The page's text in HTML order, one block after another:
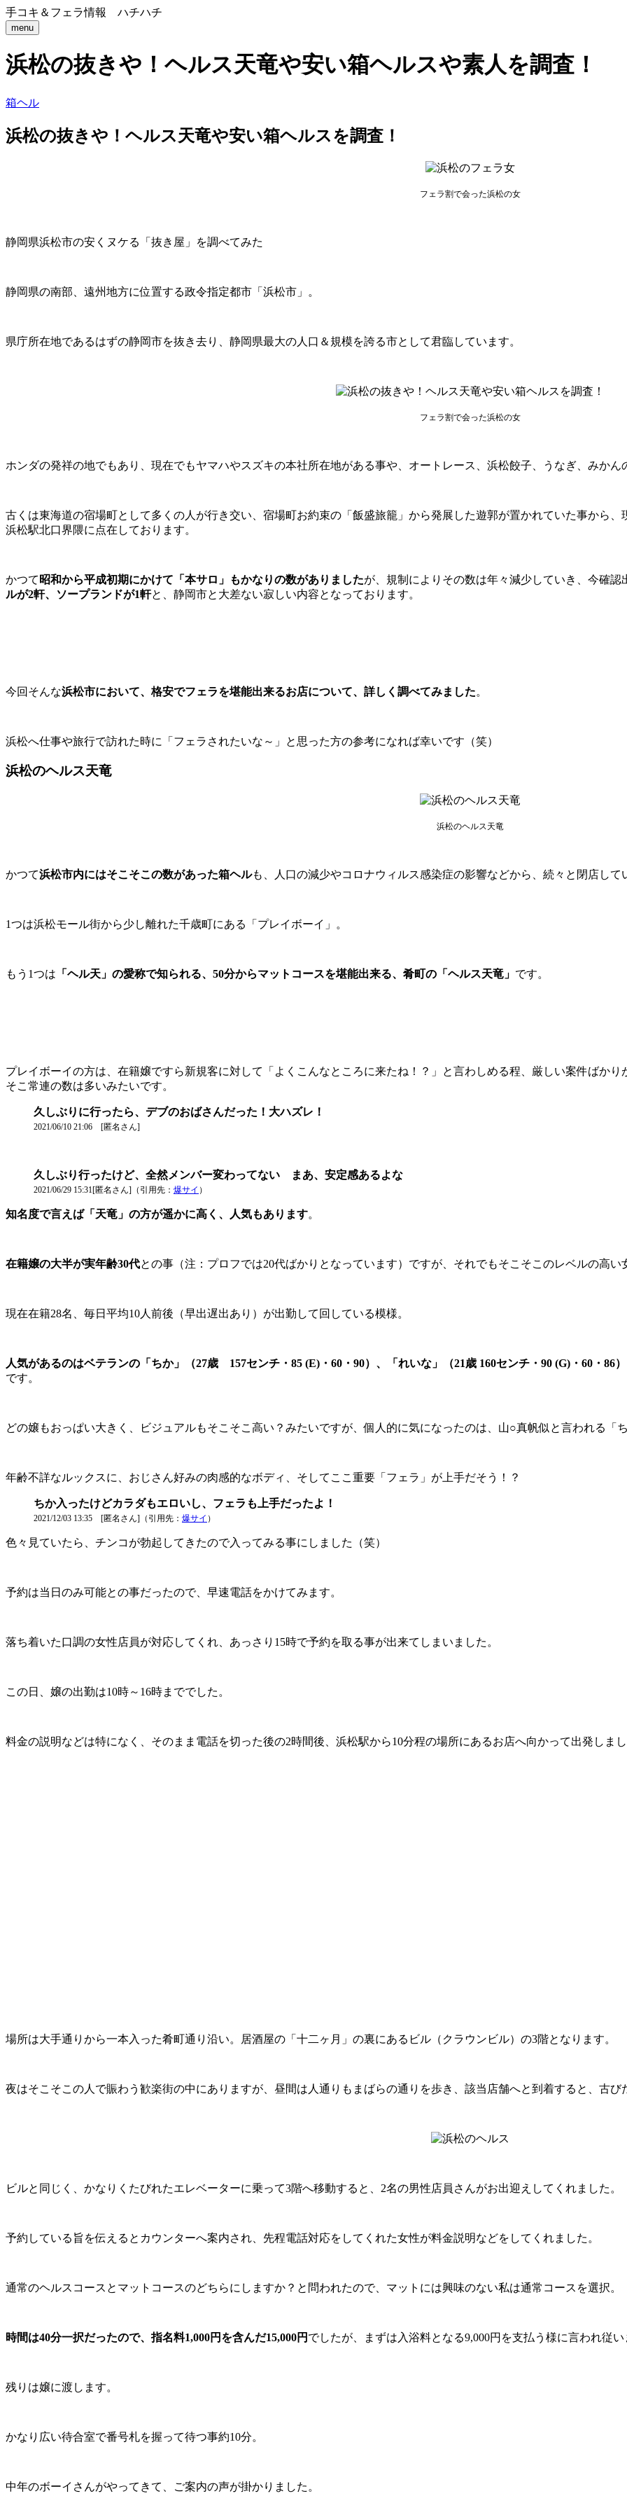
手コキ＆フェラ情報 ハチハチ
menu
浜松の抜きや！ヘルス天竜や安い箱ヘルスや素人を調査！
箱ヘル
浜松の抜きや！ヘルス天竜や安い箱ヘルスを調査！
フェラ割で会った浜松の女
静岡県浜松市の安くヌケる「抜き屋」を調べてみた
静岡県の南部、遠州地方に位置する政令指定都市「浜松市」。
県庁所在地であるはずの静岡市を抜き去り、静岡県最大の人口＆規模を誇る市として君臨しています。
フェラ割で会った浜松の女
ホンダの発祥の地でもあり、現在でもヤマハやスズキの本社所在地がある事や、オートレース、浜松餃子、うなぎ、みか
古くは東海道の宿場町として多くの人が行き交い、宿場町お約束の「飯盛旅籠」から発展した遊郭が置かれていた事から、
浜松駅北口界隈に点在 しております。
かつて 昭和から平成初期にかけて「本サロ」もかなりの数がありましたが、 規制によりその数は年々減少していき、今確認
ルが2軒、ソープランドが1軒と、静岡市と大差ない寂しい内容となっております。
今回そんな浜松市において、格安でフェラを堪能出来るお店について、詳しく調べてみました。
浜松へ仕事や旅行で訪れた時に「フェラされたいな～」と思った方の参考になれば幸いです（笑）
浜松のヘルス天竜
浜松のヘルス天竜
かつて浜松市内にはそこそこの数があった箱ヘルも、人口の減少やコロナウィルス感染症の影響などから、続々と閉店して
1つは浜松モール街から少し離れた千歳町にある「プレイボーイ」。
もう1つは 「ヘル天」の愛称で知られる、50分からマットコースを堪能出来る、肴町の「ヘルス天竜」 です。
プレイボーイの方は、在籍嬢ですら新規客に対して「よくこんなところに来たね！？」と言わしめる程、厳しい案件ばか
そこ常連の数は多いみたいです。
久しぶりに行ったら、デブのおばさんだった！大ハズレ！
2021/06/10 21:06 [匿名さん]
久しぶり行ったけど、全然メンバー変わってない まあ、安定感あるよな
2021/06/29 15:31[匿名さん]（引用先： 爆サイ ）
知名度で言えば「天竜」の方が遥かに高く、人気もあります。
在籍嬢の大半が実年齢30代との事（注：プロフでは20代ばかりとなっています）ですが、それでもそこそこのレベルの高
現在在籍28名、毎日平均10人前後（早出遅出あり）が出勤して回している模様。
人気があるのはベテランの「ちか」（27歳 157センチ・85 (E)・60・90）、「れいな」（21歳 160センチ・90 (G)・60・86
です。
どの嬢もおっぱい大きく、ビジュアルもそこそこ高い？みたいですが、個人的に気になったのは、山○真帆似と言われる「
年齢不詳なルックスに、おじさん好みの肉感的なボディ、そしてここ重要「フェラ」が上手だそう！？
ちか入ったけどカラダもエロいし、フェラも上手だったよ！
2021/12/03 13:35 [匿名さん]（引用先： 爆サイ ）
色々見ていたら、チンコが勃起してきたので入ってみる事にしました（笑）
予約は当日のみ可能との事だったので、早速電話をかけてみます。
落ち着いた口調の女性店員が対応してくれ、あっさり15時で予約を取る事が出来てしまいました。
この日、嬢の出勤は10時～16時まででした。
料金の説明などは特になく、そのまま電話を切った後の2時間後、浜松駅から10分程の場所にあるお店へ向かって出発しま
場所は大手通りから一本入った肴町通り沿い。居酒屋の「十二ヶ月」の裏にあるビル（クラウンビル）の3階となります。
夜はそこそこの人で賑わう歓楽街の中にありますが、昼間は人通りもまばらの通りを歩き、該当店舗へと到着すると、古び
ビルと同じく、かなりくたびれたエレベーターに乗って3階へ移動すると、2名の男性店員さんがお出迎えしてくれました。
予約している旨を伝えるとカウンターへ案内され、先程電話対応をしてくれた女性が料金説明などをしてくれました。
通常のヘルスコースとマットコースのどちらにしますか？と問われたので、マットには興味のない私は通常コースを選択。
時間は40分一択だったので、指名料1,000円を含んだ15,000円 でしたが、まずは入浴料となる9,000円を支払う様に言われ従
残りは嬢に渡します。
かなり広い待合室で番号札を握って待つ事約10分。
中年のボーイさんがやってきて、ご案内の声が掛かりました。